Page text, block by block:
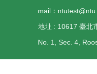
mail：
地址 : 10617 臺北
No. 1, Sec. 4,